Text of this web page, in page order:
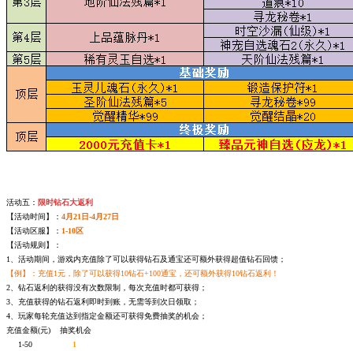
活动五： 限时钻石大返利
【活动时间】： 4月21日-4月27日
【活动区服】： 1-10区
【活动规则】：
1、活动期间，游戏内充值除了可以获得钻石及通宝还可额外获得超值钻石回馈；
【例】：充值1元，除了可以获得10钻石+100通宝，还可额外获得10钻石返利！
2、钻石返利的获得没有次数限制，每次充值时都可获得；
3、充值获得的钻石返利即时到账，无需等到次日领取；
4、玩家每轮充值达到指定金额还可获得免费抽奖的机会；
充值金额(元) 抽奖机会
1-50 1